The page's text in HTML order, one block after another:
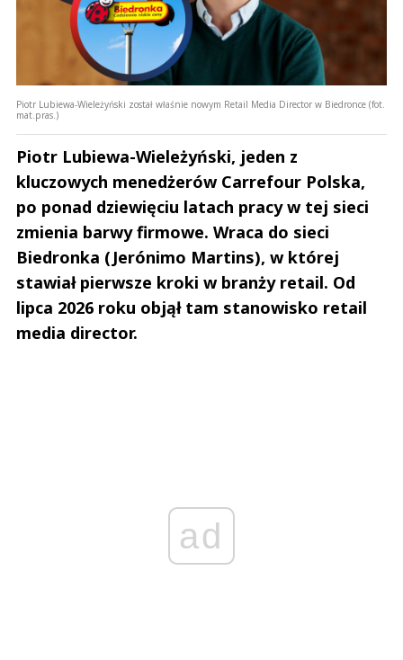
Piotr Lubiewa-Wieleżyński został właśnie nowym Retail Media Director w Biedronce (fot.
mat.pras.)
Piotr Lubiewa-Wieleżyński, jeden z
kluczowych menedżerów Carrefour Polska,
po ponad dziewięciu latach pracy w tej sieci
zmienia barwy firmowe. Wraca do sieci
Biedronka (Jerónimo Martins), w której
stawiał pierwsze kroki w branży retail. Od
lipca 2026 roku objął tam stanowisko retail
media director.
ad